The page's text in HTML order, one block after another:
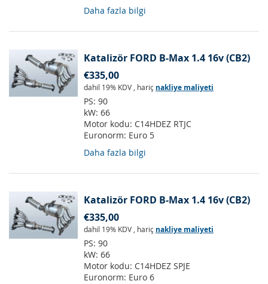
Daha fazla bilgi
Katalizör FORD B-Max 1.4 16v (CB2)
€335,00
dahil 19% KDV , hariç nakliye maliyeti
PS: 90
kW: 66
Motor kodu: C14HDEZ RTJC
Euronorm: Euro 5
Daha fazla bilgi
Katalizör FORD B-Max 1.4 16v (CB2)
€335,00
dahil 19% KDV , hariç nakliye maliyeti
PS: 90
kW: 66
Motor kodu: C14HDEZ SPJE
Euronorm: Euro 6